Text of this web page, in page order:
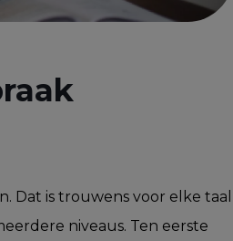
Dat is trouwens voor elke taal
niveaus. Ten eerste